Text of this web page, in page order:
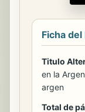
Ficha
Titulo
en la
argen
Total de